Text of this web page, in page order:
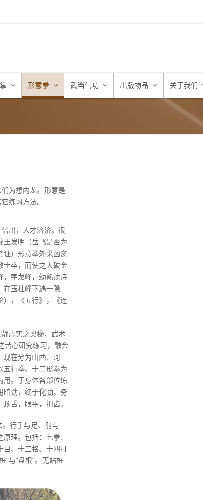
形意拳 武当气功 出版物品 关于我们
为想内龙。形意是
练习方法。
出，人才济济。很
王发明（岳飞是否为
证）形意拳外采凶禽
士卒，而使之大破金
，字龙峰，幼熟读诗
在玉柱峰下遇一隐
），《五行》，《连
虚实之奥秘、武术
苦心研究练习，融会
现在分为山西、河
五行拳、十二形拳为
用。于身体各部位练
暗劲，终于化劲。务
舌，眼平，扣齿。
行手与足、肘与
理。包括：七拳、
目、十三格、十四打
”与“盘根”。无站桩